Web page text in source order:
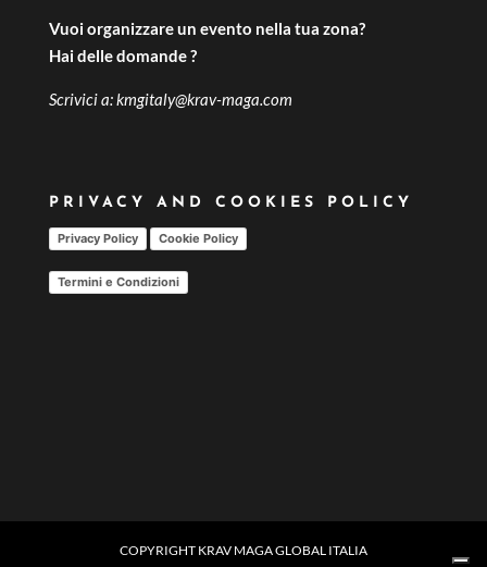
Vuoi organizzare un evento nella tua zona?
Hai delle domande ?
Scrivici a:kmgitaly@krav-maga.com
PRIVACY AND COOKIES POLICY
Privacy Policy Cookie Policy
Termini e Condizioni
COPYRIGHT KRAV MAGA GLOBAL ITALIA